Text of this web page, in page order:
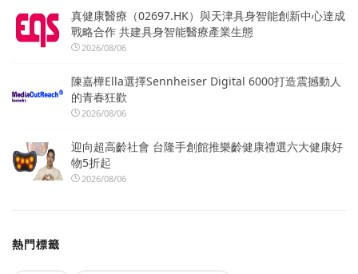
真健康醫療（02697.HK）與天津具身智能創新中心達成
戰略合作 共建具身智能醫療產業生態
2026/08/06
陳嘉樺Ella選擇Sennheiser Digital 6000打造震撼動人
的青春狂歡
2026/08/06
迎向超高齡社會 台隆手創館推樂齡健康禮選六大健康好
物5折起
2026/08/06
熱門標籤